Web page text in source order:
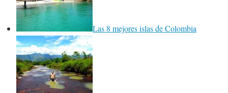
Las 8 mejores islas de Colombia